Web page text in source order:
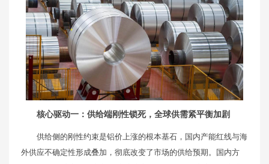
核心驱动一：供给端刚性锁死，全球供需紧平衡加剧
供给侧的刚性约束是铝价上涨的根本基石，国内产能红线与海
外供应不确定性形成叠加，彻底改变了市场的供给预期。国内方